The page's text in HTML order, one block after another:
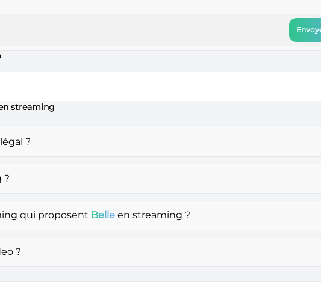
streaming
?
?
qui proposent Belleen streaming ?
?